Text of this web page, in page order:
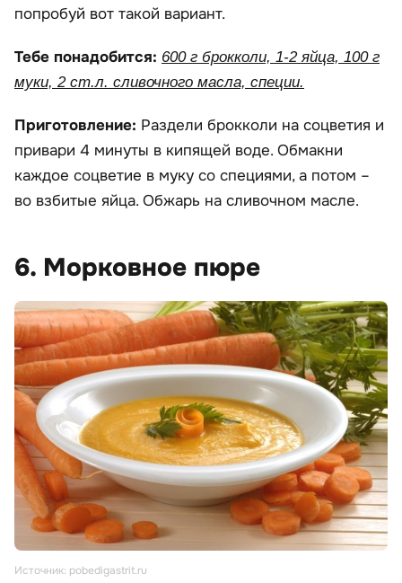
попробуй вот такой вариант.
Тебе понадобится: 600 г брокколи, 1-2 яйца, 100 г
муки, 2 ст.л. сливочного масла, специи.
Приготовление: Раздели брокколи на соцветия и
привари 4 минуты в кипящей воде. Обмакни
каждое соцветие в муку со специями, а потом –
во взбитые яйца. Обжарь на сливочном масле.
6. Морковное пюре
Источник: pobedigastrit.ru